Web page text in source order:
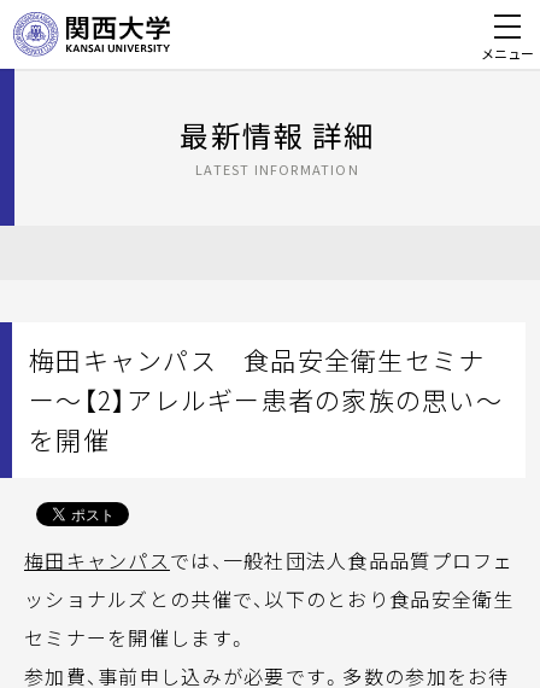
メニュー
最新情報 詳細
LATEST INFORMATION
梅田キャンパス 食品安全衛生セミナ
ー～【2】アレルギー患者の家族の思い～
を開催
梅田キャンパスでは、一般社団法人食品品質プロフェ
ッショナルズとの共催で、以下のとおり食品安全衛生
セミナーを開催します。
参加費、事前申し込みが必要です。多数の参加をお待